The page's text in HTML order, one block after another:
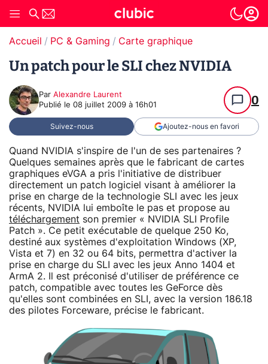
Accueil PC & Gaming Carte graphique
Un patch pour le SLI chez NVIDIA
Par Alexandre Laurent
Publié le 08 juillet 2009 à 16h01 0
Suivez-nous Ajoutez-nous en favori
Quand NVIDIA s'inspire de l'un de ses partenaires ?
Quelques semaines après que le fabricant de cartes
graphiques eVGA a pris l'initiative de distribuer
directement un patch logiciel visant à améliorer la
prise en charge de la technologie SLI avec les jeux
récents, NVIDIA lui emboîte le pas et propose au
téléchargement son premier « NVIDIA SLI Profile
Patch ». Ce petit exécutable de quelque 250 Ko,
destiné aux systèmes d'exploitation Windows (XP,
Vista et 7) en 32 ou 64 bits, permettra d'activer la
prise en charge du SLI avec les jeux Anno 1404 et
ArmA 2. Il est préconisé d'utiliser de préférence ce
patch, compatible avec toutes les GeForce dès
qu'elles sont combinées en SLI, avec la version 186.18
des pilotes Forceware, précise le fabricant.